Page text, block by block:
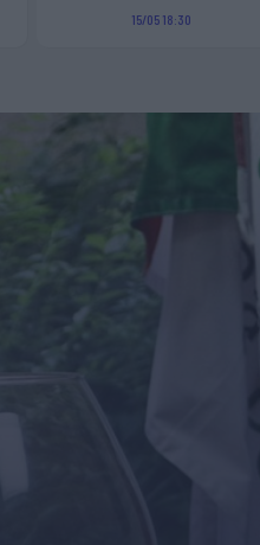
15/05 18:30